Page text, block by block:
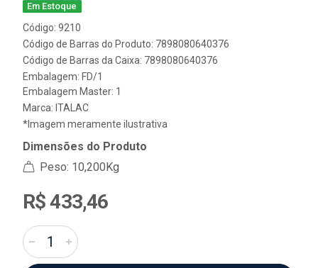
Em Estoque
Código: 9210
Código de Barras do Produto: 7898080640376
Código de Barras da Caixa: 7898080640376
Embalagem: FD/1
Embalagem Master: 1
Marca: ITALAC
*Imagem meramente ilustrativa
Dimensões do Produto
Peso: 10,200Kg
R$ 433,46